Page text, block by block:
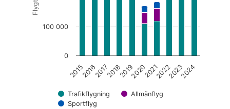
Trafikflygning
Allmänflyg
Sportflyg
2015201620172018201920202021202220232024
0
100 000